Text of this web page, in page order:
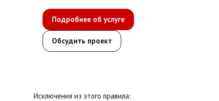
Подробнее об услуге
Обсудить проект
Исключения из этого правила: